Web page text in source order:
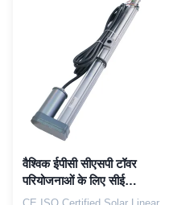
(CSP) heliostat applications.
Operating at standard 24V
industrial voltage, it
seamlessly integrates with
mainstream ...
वैश्विक ईपीसी सीएसपी टॉवर
परियोजनाओं के लिए सीई
आईएसओ प्रमाणित सौर रैखिक